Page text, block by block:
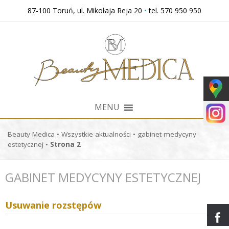
87-100 Toruń, ul. Mikołaja Reja 20 • tel. 570 950 950
MENU
Beauty Medica • Wszystkie aktualności • gabinet medycyny
estetycznej • Strona 2
GABINET MEDYCYNY ESTETYCZNEJ
Usuwanie rozstępów